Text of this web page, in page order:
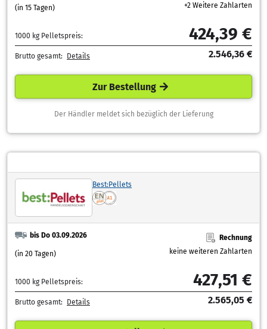
(in 15 Tagen)
+2 Weitere Zahlarten
1000 kg Pelletspreis: 424,39 €
Brutto gesamt: Details 2.546,36 €
Zur Bestellung
Der Händler meldet sich bezüglich der Lieferung
Best:Pellets
bis Do 03.09.2026
(in 20 Tagen)
Rechnung
keine weiteren Zahlarten
1000 kg Pelletspreis: 427,51 €
Brutto gesamt: Details 2.565,05 €